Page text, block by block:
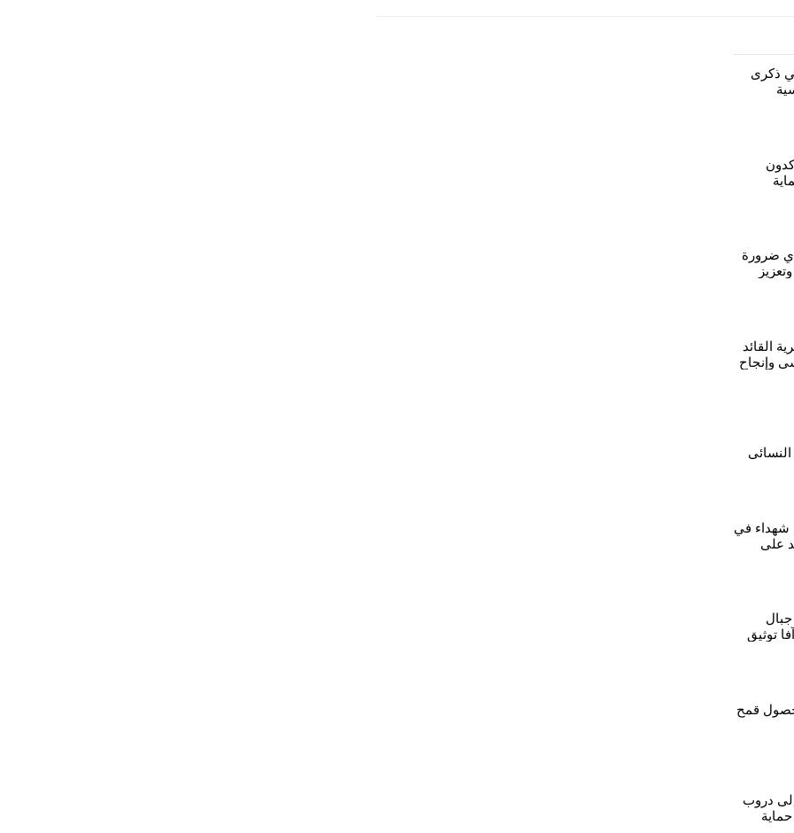
ذكرى
مسيرة
ضرورة
القائد
وإنجاح
النسائي
في
شهداء في
على
توثيق
قمح
دروب